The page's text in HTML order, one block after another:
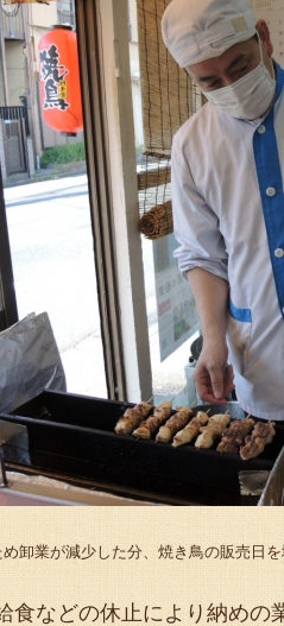
卸業が減少した分、焼き鳥の販売日
などの休止により納めの